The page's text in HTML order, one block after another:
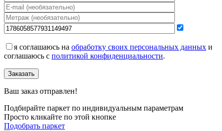
я соглашаюсь на обработку своих персональных данных и
соглашаюсь с политикой конфиденциальности.
Заказать
Ваш заказ отправлен!
Подбирайте паркет по индивидуальным параметрам
Просто кликайте по этой кнопке
Подобрать паркет